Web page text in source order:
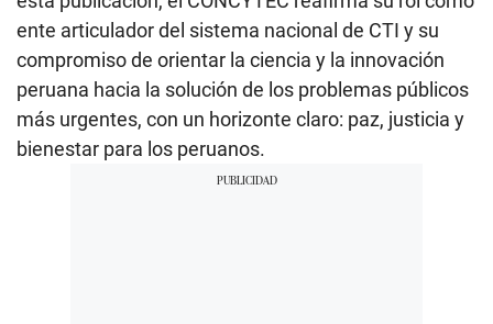
ente articulador del sistema nacional de CTI y su
compromiso de orientar la ciencia y la innovación
peruana hacia la solución de los problemas públicos
más urgentes, con un horizonte claro: paz, justicia y
bienestar para los peruanos.